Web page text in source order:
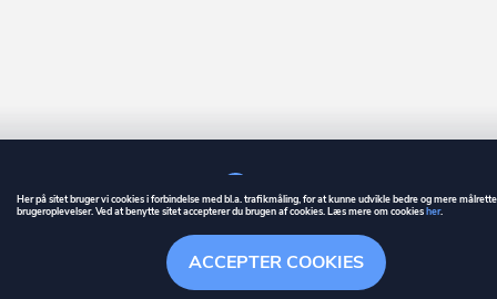
Søgehistorik Menu
er et registreret varemærke tilhørende ownr ApS – CVR nr.: 36 40 88
Stationsparken 26. 2., 2600 Glostrup, info@ownr.dk
ACCEPTER COOKIES
Her på sitet bruger vi cookies i forbindelse med bl.a. trafikmåling, for at kunne udvikle bedre og mere
brugeroplevelser. Ved at benytte sitet accepterer du brugen af cookies. Læs mere om cookiesher.